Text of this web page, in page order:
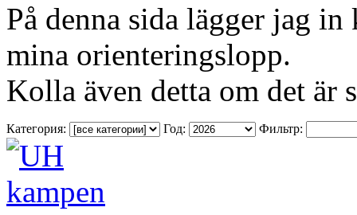
På denna sida lägger jag
mina orienteringslopp.
Kolla även detta om det är
Категория: Год: Фильтр: